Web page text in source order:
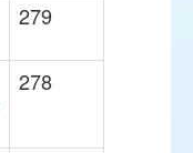
279
278